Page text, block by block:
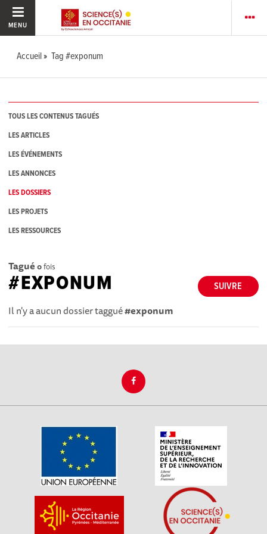
MENU
Accueil Tag #exponum
TOUS LES CONTENUS TAGUÉS
LES ARTICLES
LES ÉVÉNEMENTS
LES ANNONCES
LES DOSSIERS
LES PROJETS
LES RESSOURCES
Tagué 0fois
SUIVRE
#EXPONUM
Il n'y a aucun dossier taggué#exponum